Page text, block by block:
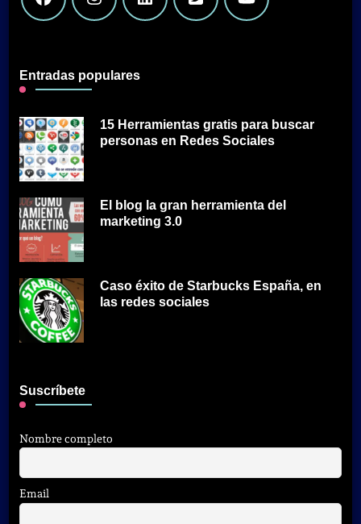
Entradas populares
15 Herramientas gratis para buscar
personas en Redes Sociales
El blog la gran herramienta del
marketing 3.0
Caso éxito de Starbucks España, en
las redes sociales
Suscríbete
Nombre completo
Email